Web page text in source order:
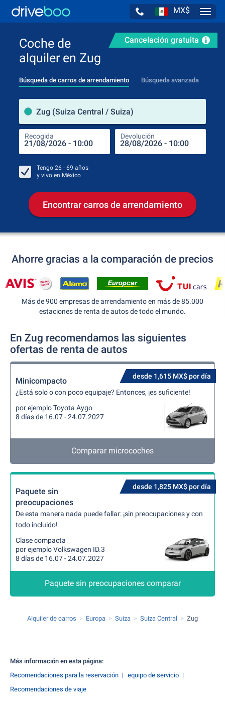
MX$
Cancelación gratuita
Coche de
alquiler en Zug
Búsqueda de carros de arrendamiento Búsqueda avanzada
Zug (Suiza Central / Suiza)
Recogida Devolución
Tengo 26 - 69 años
y vivo en México
Encontrar carros de arrendamiento
Ahorre gracias a la comparación de precios
Más de 900 empresas de arrendamiento en más de 85.000
estaciones de renta de autos de todo el mundo.
En Zug recomendamos las siguientes
ofertas de renta de autos
desde 1,615 MX$ por día
Minicompacto
¿Está solo o con poco equipaje? Entonces, ¡es suficiente!
por ejemplo Toyota Aygo
8 días de 16.07 - 24.07.2027
Comparar microcoches
desde 1,825 MX$ por día
Paquete sin
preocupaciones
De esta manera nada puede fallar: ¡sin preocupaciones y con
todo incluido!
Clase compacta
por ejemplo Volkswagen ID.3
8 días de 16.07 - 24.07.2027
Paquete sin preocupaciones comparar
Alquiler de carros Europa Suiza Suiza Central Zug
Más información en esta página:
Recomendaciones para la reservación
equipo de servicio
Recomendaciones de viaje